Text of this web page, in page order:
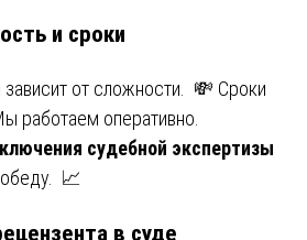
и сроки
от сложности. 💸 Сроки
работаем оперативно.
судебной экспертизы
📈
в суде